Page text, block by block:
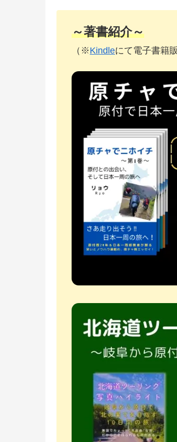
～著書紹介～
（※Kindleにて電子書籍